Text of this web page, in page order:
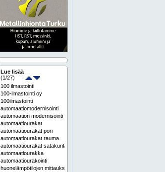
Lue lisää
(1/27)
100 ilmastointi
100-ilmastointi oy
100ilmastointi
automaatiomodernisointi
automaation modernisointi
automaatiourakat
automaatiourakat pori
automaatiourakat rauma
automaatiourakat satakunta
automaatiourakka
automaatiourakointi
huonelämpötilojen mittaukset